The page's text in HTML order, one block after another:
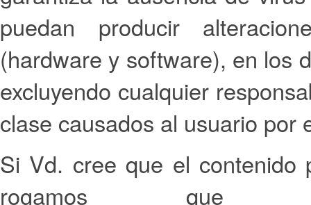
puedan producir
(hardware y software), en los
excluyendo cualquier
clase causados al usuario por
Si Vd. cree que el contenido
rogamos